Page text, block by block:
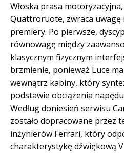
Włoska prasa
Quattroruote, zwraca uwagę
premiery. Po pierwsze,
równowagę między
klasycznym fizycznym
brzmienie, ponieważ Luce
wewnątrz kabiny, który
podstawie obciążenia
Według doniesień serwisu
zostało dopracowane przez
inżynierów Ferrari, który
charakterystykę dźwiękową